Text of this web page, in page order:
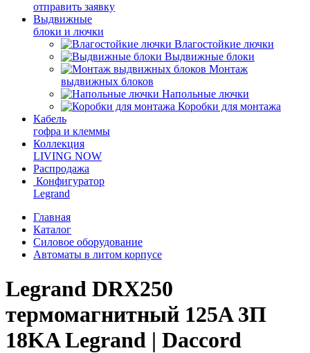
отправить заявку
Выдвижные
блоки и лючки
Влагостойкие лючки
Выдвижные блоки
Монтаж
выдвижных блоков
Напольные лючки
Коробки для монтажа
Кабель
гофра и клеммы
Коллекция
LIVING NOW
Распродажа
Конфигуратор
Legrand
Главная
Каталог
Силовое оборудование
Автоматы в литом корпусе
Legrand DRX250
термомагнитный 125A 3П
18KA Legrand | Daccord